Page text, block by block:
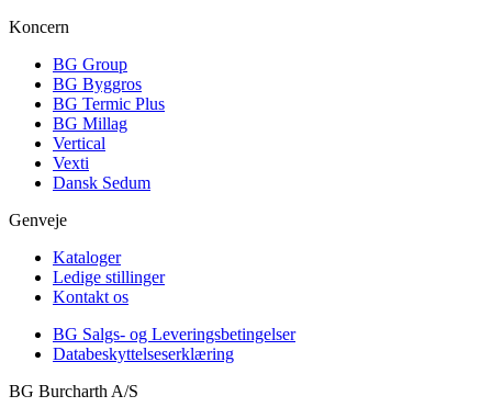
Koncern
BG Group
BG Byggros
BG Termic Plus
BG Millag
Vertical
Vexti
Dansk Sedum
Genveje
Kataloger
Ledige stillinger
Kontakt os
BG Salgs- og Leveringsbetingelser
Databeskyttelseserklæring
BG Burcharth A/S